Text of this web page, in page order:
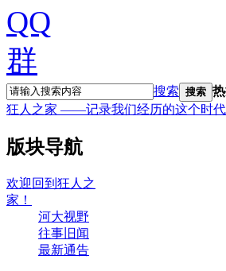
搜索 搜索
狂人之家 ——记录我们经历的这个时代
版块导航
欢迎回到狂人之
家！
河大视野
往事旧闻
最新通告